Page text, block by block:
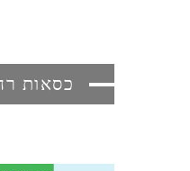
כסאות